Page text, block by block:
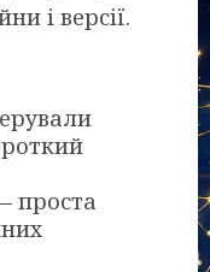
і версії.
проста